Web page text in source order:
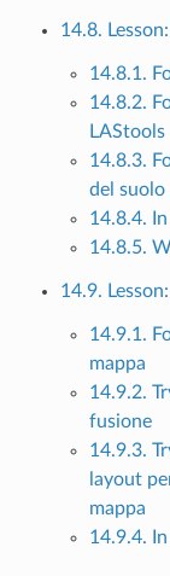
14.8.
14.8.1.
14.8.2.
LAStools
14.8.3.
del suolo
14.8.4.
14.8.5.
14.9.
14.9.1.
mappa
14.9.2.
fusione
14.9.3.
layout
mappa
14.9.4.